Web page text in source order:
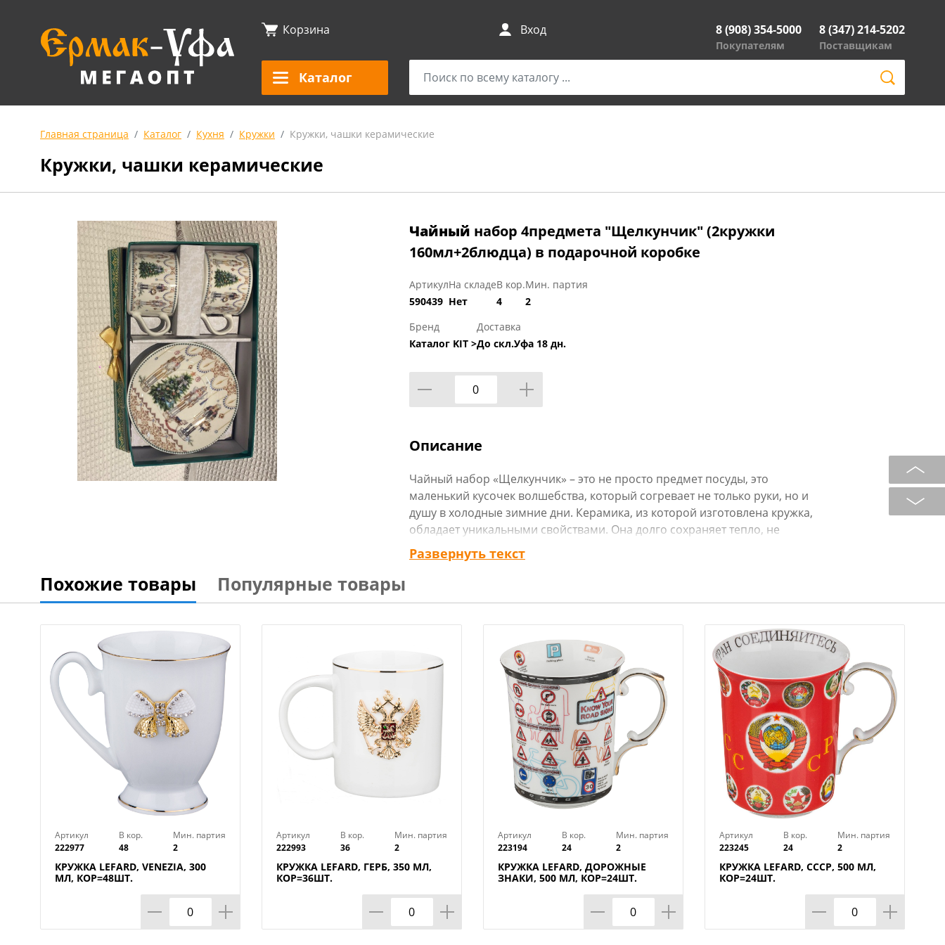
Корзина Вход 8 (908) 354-5000
Покупателям
8 (347) 214-5202
Поставщикам
Каталог
Главная страница Каталог Кухня Кружки Кружки, чашки керамические
Кружки, чашки керамические
Чайный набор 4предмета "Щелкунчик" (2кружки
160мл+2блюдца) в подарочной коробке
Артикул
590439
На складе
Нет
В кор.
4
Мин. партия
2
Бренд
Каталог KIT >
Доставка
До скл.Уфа 18 дн.
Описание
Чайный набор «Щелкунчик» – это не просто предмет посуды, это
маленький кусочек волшебства, который согревает не только руки, но и
душу в холодные зимние дни. Керамика, из которой изготовлена кружка,
обладает уникальными свойствами. Она долго сохраняет тепло, не
обжигает руки и не влияет на вкус напитка. Гладкая поверхность приятно
ощущается в руках, а удобная ручка обеспечивает комфортное
Развернуть текст
Похожие товары Популярные товары
Артикул
222977
В кор.
48
Мин. партия
2
КРУЖКА LEFARD, VENEZIA, 300
МЛ, КОР=48ШТ.
Артикул
222993
В кор.
36
Мин. партия
2
КРУЖКА LEFARD, ГЕРБ, 350 МЛ,
КОР=36ШТ.
Артикул
223194
В кор.
24
Мин. партия
2
КРУЖКА LEFARD, ДОРОЖНЫЕ
ЗНАКИ, 500 МЛ, КОР=24ШТ.
Артикул
223245
В кор.
24
Мин. партия
2
КРУЖКА LEFARD, СССР, 500 МЛ,
КОР=24ШТ.